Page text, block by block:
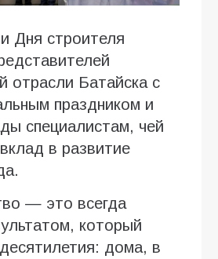
Дня строителя
отрасли Батайска с
праздником и
специалистам, чей
в развитие
— это всегда
который
дома, в